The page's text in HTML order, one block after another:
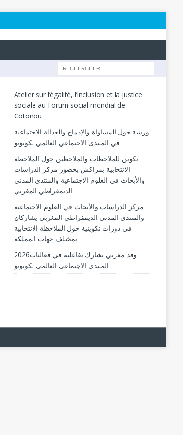
Atelier sur l’égalité, l’inclusion et la justice
sociale au Forum social mondial de
Cotonou
ورشة حول المساواة والإدماج والعدالة الاجتماعية
في المنتدى الاجتماعي العالمي بكوتونو
تكوين للملاحظات والملاحظين حول الملاحظة
الانتخابية بمراكش بحضور مركز الدراسات
والأبحاث في العلوم الاجتماعية والمنتدى المدني
الديمقراطي المغربي
مركز الدراسات والأبحاث في العلوم الاجتماعية
والمنتدى المدني الديمقراطي المغربي يشاركان
في دورات تكوينية حول الملاحظة الانتخابية
بمختلف جهات المملكة
2026وفد مغربي يشارك بفاعلية في فعاليات
المنتدى الاجتماعي العالمي بكوتونو